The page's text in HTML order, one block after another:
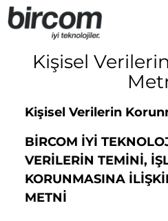
Kişisel
Kişisel Verilerin
BİRCOM İYİ
VERİLERİN TEMİNİ,
KORUNMASINA
METNİ